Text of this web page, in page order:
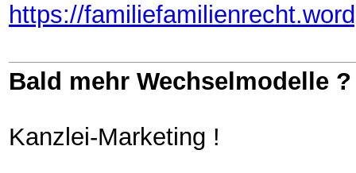
https://
Bald mehr Wechselmodelle ?
Kanzlei-Marketing !